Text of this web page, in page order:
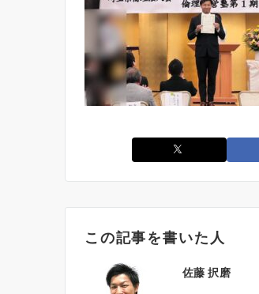
この記事を書いた人
佐藤 択磨